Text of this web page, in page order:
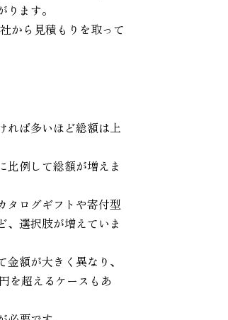
ります。
から見積もりを取って
れば多いほど総額は上
比例して総額が増えま
タログギフトや寄付型
、選択肢が増えていま
金額が大きく異なり、
を超えるケースもあ